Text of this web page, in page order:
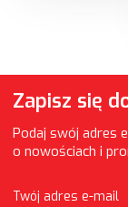
Zapisz się
Podaj swój adres
o nowościach i
Twój adres e-mail